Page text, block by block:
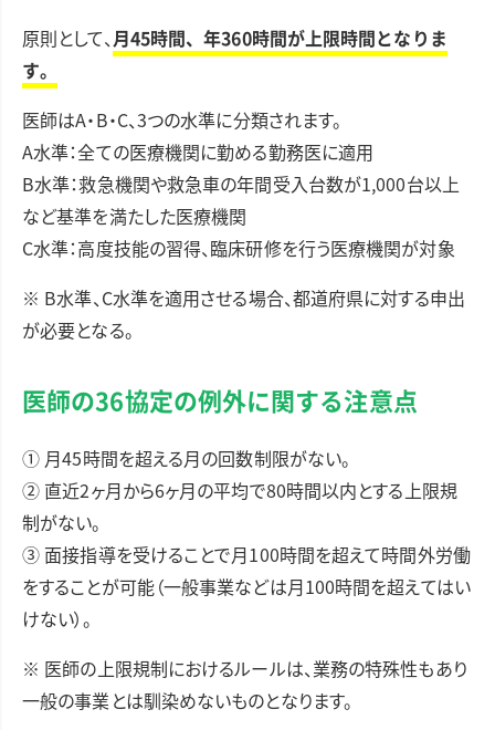
原則として、月45時間、年360時間が上限時間となりま
す。
医師はA・B・C、3つの水準に分類されます。
A水準：全ての医療機関に勤める勤務医に適用
B水準：救急機関や救急車の年間受入台数が1,000台以上
など基準を満たした医療機関
C水準：高度技能の習得、臨床研修を行う医療機関が対象
※ B水準、C水準を適用させる場合、都道府県に対する申出
が必要となる。
医師の36協定の例外に関する注意点
① 月45時間を超える月の回数制限がない。
② 直近2ヶ月から6ヶ月の平均で80時間以内とする上限規
制がない。
③ 面接指導を受けることで月100時間を超えて時間外労働
をすることが可能（一般事業などは月100時間を超えてはい
けない）。
※ 医師の上限規制におけるルールは、業務の特殊性もあり
一般の事業とは馴染めないものとなります。